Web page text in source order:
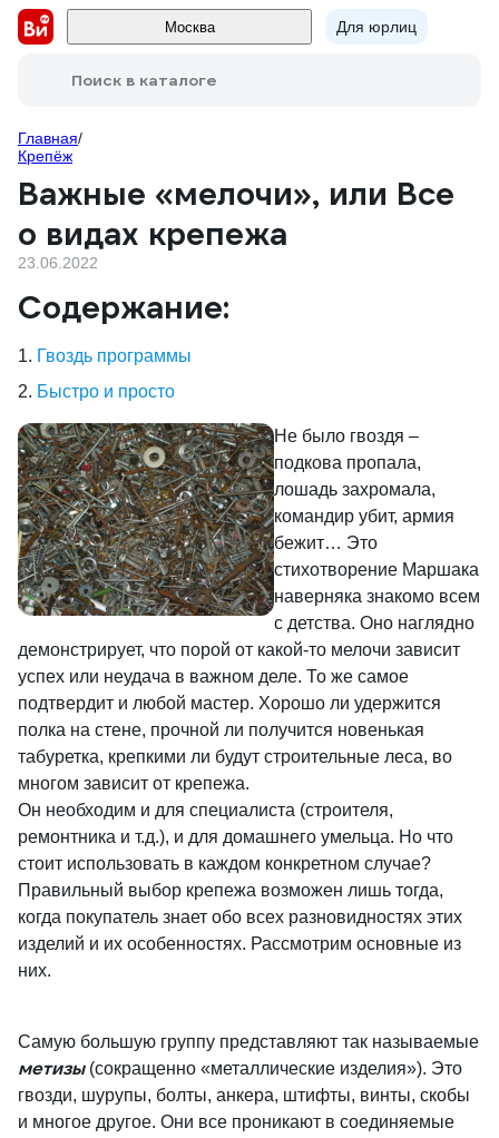
Москва Для юрлиц
Поиск в каталоге
Главная/
Крепёж
Важные «мелочи», или Все
о видах крепежа
23.06.2022
Содержание:
1. Гвоздь программы
2. Быстро и просто
Не было гвоздя –
подкова пропала,
лошадь захромала,
командир убит, армия
бежит… Это
стихотворение Маршака
наверняка знакомо всем
с детства. Оно наглядно
демонстрирует, что порой от какой-то мелочи зависит
успех или неудача в важном деле. То же самое
подтвердит и любой мастер. Хорошо ли удержится
полка на стене, прочной ли получится новенькая
табуретка, крепкими ли будут строительные леса, во
многом зависит от крепежа.
Он необходим и для специалиста (строителя,
ремонтника и т.д.), и для домашнего умельца. Но что
стоит использовать в каждом конкретном случае?
Правильный выбор крепежа возможен лишь тогда,
когда покупатель знает обо всех разновидностях этих
изделий и их особенностях. Рассмотрим основные из
них.
Самую большую группу представляют так называемые
метизы(сокращенно «металлические изделия»). Это
гвозди, шурупы, болты, анкера, штифты, винты, скобы
и многое другое. Они все проникают в соединяемые